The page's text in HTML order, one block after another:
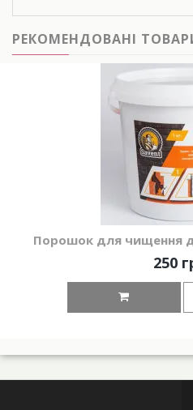
РЕКОМЕНДОВАНІ
Порошок для чищення
250